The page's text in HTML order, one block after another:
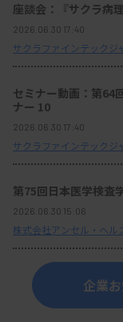
座談会：『サクラ病
2026.06.30 17:40
サクラファインテックジ
セミナー動画：第64
ナー 10
2026.06.30 17:40
サクラファインテックジ
第75回日本医学検
2026.06.30 15:06
株式会社アンセル・ヘル
企業